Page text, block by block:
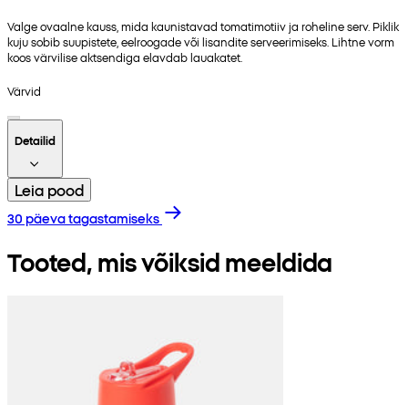
Valge ovaalne kauss, mida kaunistavad tomatimotiiv ja roheline serv. Piklik
kuju sobib suupistete, eelroogade või lisandite serveerimiseks. Lihtne vorm
koos värvilise aktsendiga elavdab lauakatet.
Värvid
Detailid
Leia pood
30 päeva tagastamiseks
Tooted, mis võiksid meeldida